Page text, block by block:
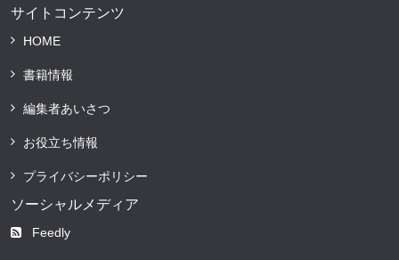
サイトコンテンツ
HOME
書籍情報
編集者あいさつ
お役立ち情報
プライバシーポリシー
ソーシャルメディア
Feedly